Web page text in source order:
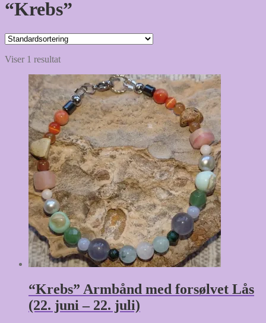
“Krebs”
Viser 1 resultat
“Krebs” Armbånd med forsølvet Lås
(22. juni – 22. juli)